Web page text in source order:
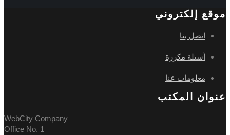
موقع إلكتروني
اتصل بنا
أسئلة مكررة
معلومات عنا
عنوان المکتب
WebCity Company
Office No. 1